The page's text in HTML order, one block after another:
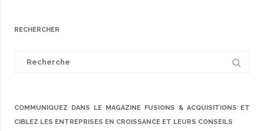
RECHERCHER
COMMUNIQUEZ DANS LE MAGAZINE FUSIONS & ACQUISITIONS ET
CIBLEZ LES ENTREPRISES EN CROISSANCE ET LEURS CONSEILS